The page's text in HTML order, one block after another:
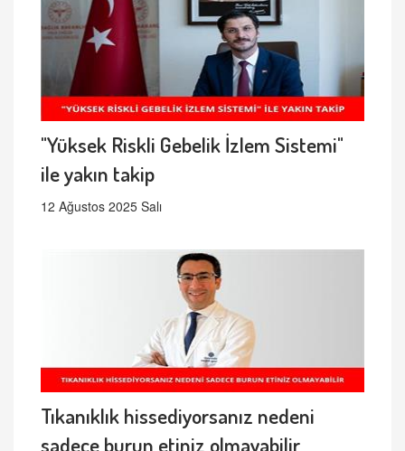
"Yüksek Riskli Gebelik İzlem Sistemi"
ile yakın takip
12 Ağustos 2025 Salı
Tıkanıklık hissediyorsanız nedeni
sadece burun etiniz olmayabilir